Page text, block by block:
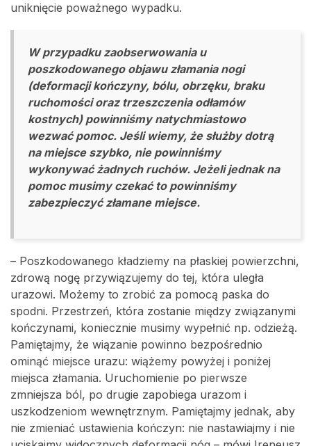
uniknięcie poważnego wypadku.
W przypadku zaobserwowania u
poszkodowanego objawu złamania nogi
(deformacji kończyny, bólu, obrzęku, braku
ruchomości oraz trzeszczenia odłamów
kostnych) powinniśmy natychmiastowo
wezwać pomoc. Jeśli wiemy, że służby dotrą
na miejsce szybko, nie powinniśmy
wykonywać żadnych ruchów. Jeżeli jednak na
pomoc musimy czekać to powinniśmy
zabezpieczyć złamane miejsce.
– Poszkodowanego kładziemy na płaskiej powierzchni,
zdrową nogę przywiązujemy do tej, która uległa
urazowi. Możemy to zrobić za pomocą paska do
spodni. Przestrzeń, która zostanie między związanymi
kończynami, koniecznie musimy wypełnić np. odzieżą.
Pamiętajmy, że wiązanie powinno bezpośrednio
ominąć miejsce urazu: wiążemy powyżej i poniżej
miejsca złamania. Uruchomienie po pierwsze
zmniejsza ból, po drugie zapobiega urazom i
uszkodzeniom wewnętrznym. Pamiętajmy jednak, aby
nie zmieniać ustawienia kończyn: nie nastawiajmy i nie